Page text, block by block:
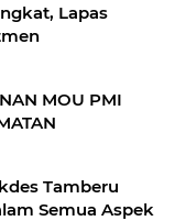
Lapas
MOU PMI
Tamberu
Semua Aspek